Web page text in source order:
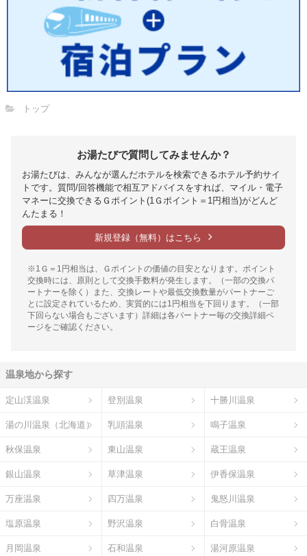
トップ
お湯たびで質問してみませんか？
お湯たびは、みんなが選んだホテルを検索できるホテル予約サイ
トです。質問/回答機能で相互アドバイスをすれば、マイル・電子
マネーに交換できるＧポイント(1Ｇポイント＝1円相当)がどんど
んたまる！
新規登録（無料）はこちら
※1Ｇ＝1円相当は、Ｇポイントの価値の目安となります。ポイント
交換時には、原則として交換手数料が発生します。（一部の交換パ
ートナーを除く）また、交換レートや最低交換数量がパートナーご
とに設定されているため、実質的には1円相当を下回ります。（一部
下回らない場合もございます）詳細は各パートナー毎の交換詳細ペ
ージをご確認ください。
温泉地から探す
定山渓温泉 登別温泉 十勝川温泉
湯の川温泉（北海道） 乳頭温泉 鳴子温泉
秋保温泉 東山温泉 蔵王温泉
銀山温泉 草津温泉 伊香保温泉
万座温泉 四万温泉 鬼怒川温泉
塩原温泉 野沢温泉 白骨温泉
月岡温泉 石和温泉 湯河原温泉